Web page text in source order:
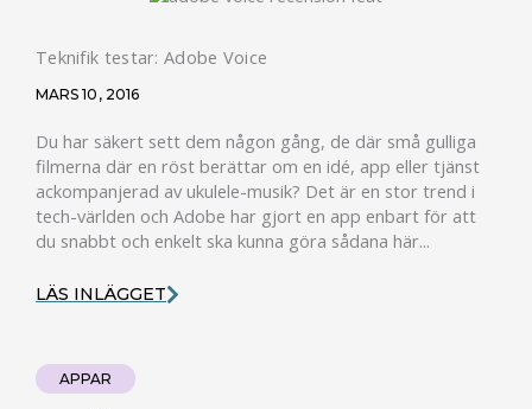
Teknifik testar: Adobe Voice
MARS 10, 2016
Du har säkert sett dem någon gång, de där små gulliga
filmerna där en röst berättar om en idé, app eller tjänst
ackompanjerad av ukulele-musik? Det är en stor trend i
tech-världen och Adobe har gjort en app enbart för att
du snabbt och enkelt ska kunna göra sådana här...
LÄS INLÄGGET
APPAR